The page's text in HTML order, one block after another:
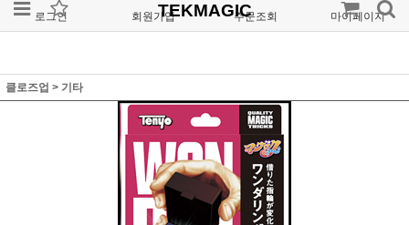
로그인 회원가입 주문조회 마이페이지
TEKMAGIC
클로즈업 > 기타